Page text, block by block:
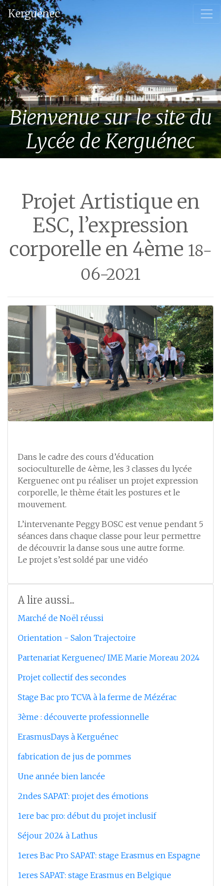
Kerguénec
Bienvenue sur le site du
Lycée de Kerguénec
Nos formations: 4ème & 3ème
Professionnelle - Bac pro
SAPAT - Bac pro TCVA - CAP
SAPVER .
Previous
Projet Artistique en
ESC, l’expression
corporelle en 4ème 18-
06-2021
Dans le cadre des cours d’éducation
socioculturelle de 4ème, les 3 classes du lycée
Kerguenec ont pu réaliser un projet expression
corporelle, le thème était les postures et le
mouvement.
L’intervenante Peggy BOSC est venue pendant 5
séances dans chaque classe pour leur permettre
de découvrir la danse sous une autre forme.
Le projet s’est soldé par une vidéo
A lire aussi...
Marché de Noël réussi
Orientation - Salon Trajectoire
Partenariat Kerguenec/ IME Marie Moreau 2024
Projet collectif des secondes
Stage Bac pro TCVA à la ferme de Mézérac
3ème : découverte professionnelle
ErasmusDays à Kerguénec
fabrication de jus de pommes
Une année bien lancée
2ndes SAPAT: projet des émotions
1ere bac pro: début du projet inclusif
Séjour 2024 à Lathus
1eres Bac Pro SAPAT: stage Erasmus en Espagne
1eres SAPAT: stage Erasmus en Belgique